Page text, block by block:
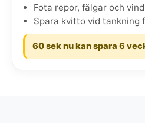
Fota repor, fälgar och
Spara kvitto vid tankning
60 sek nu kan spara 6